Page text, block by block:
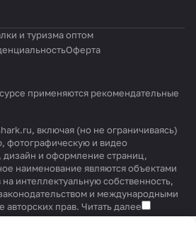
и туризма оптом
Оферта
применяются рекомендательные
включая (но не ограничиваясь)
фотографическую и видео
дизайн и оформление страниц,
наименование являются объектами
интеллектуальную собственность,
и международными
авторских прав. Читать далее